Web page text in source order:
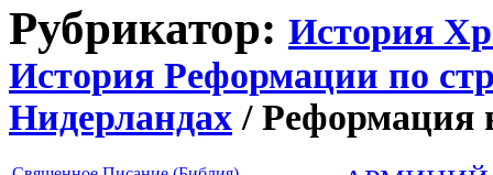
Рубрикатор: История
История Реформации по
Нидерландах / Реформация